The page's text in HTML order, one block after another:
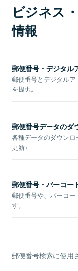
ビジネス
情報
郵便番号・デジタル
郵便番号とデジタル
を提供。
郵便番号データのダ
各種データのダウンロ
更新）
郵便番号・バーコー
郵便番号や、バーコー
す。
郵便番号検索に使用